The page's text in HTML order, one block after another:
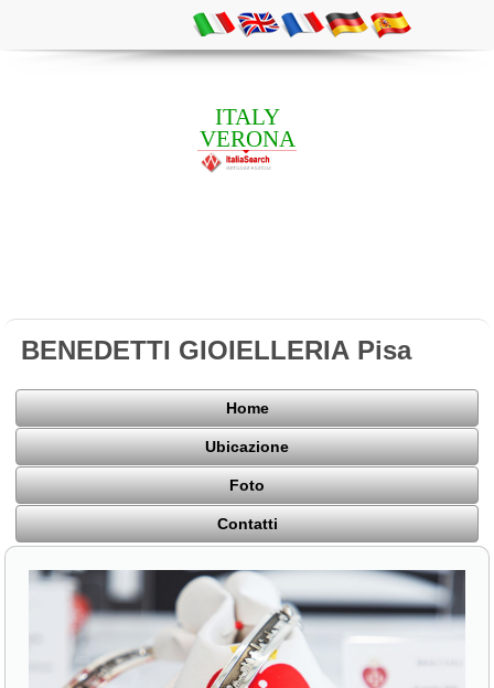
ITALY
VERONA
BENEDETTI GIOIELLERIA Pisa
Home
Ubicazione
Foto
Contatti